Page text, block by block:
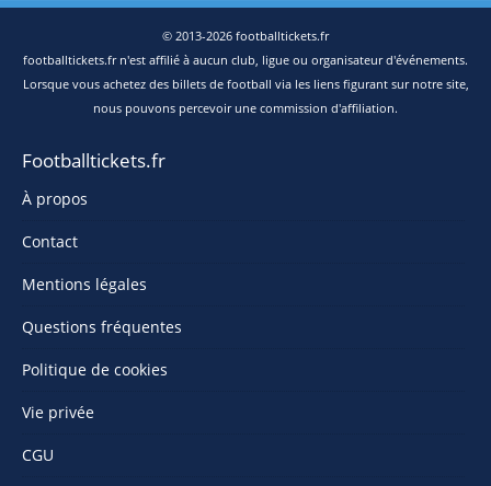
© 2013-2026 footballtickets.fr
footballtickets.fr n'est affilié à aucun club, ligue ou organisateur d'événements.
Lorsque vous achetez des billets de football via les liens figurant sur notre site,
nous pouvons percevoir une commission d'affiliation.
Footballtickets.fr
À propos
Contact
Mentions légales
Questions fréquentes
Politique de cookies
Vie privée
CGU